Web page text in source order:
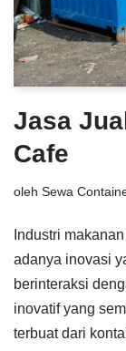
Jasa
Cafe
oleh Sewa
Industri
adanya inovasi
berinteraksi
inovatif yang
terbuat dari